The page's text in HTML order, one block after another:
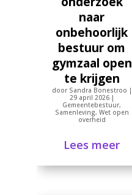
naar
onbehoorlijk
bestuur om
gymzaal open
te krijgen
door Sandra Bonestroo |
29 april 2026|
Gemeentebestuur,
Samenleving, Wet open
overheid
Lees meer